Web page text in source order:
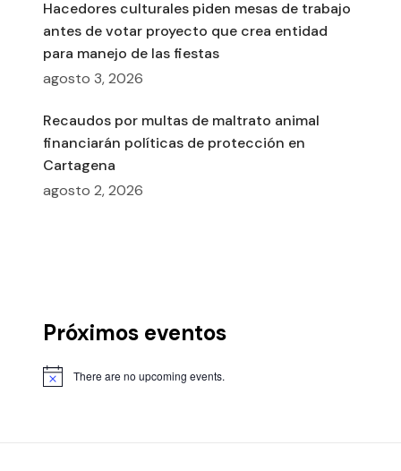
Hacedores culturales piden mesas de trabajo
antes de votar proyecto que crea entidad
para manejo de las fiestas
agosto 3, 2026
Recaudos por multas de maltrato animal
financiarán políticas de protección en
Cartagena
agosto 2, 2026
Próximos eventos
There are no upcoming events.